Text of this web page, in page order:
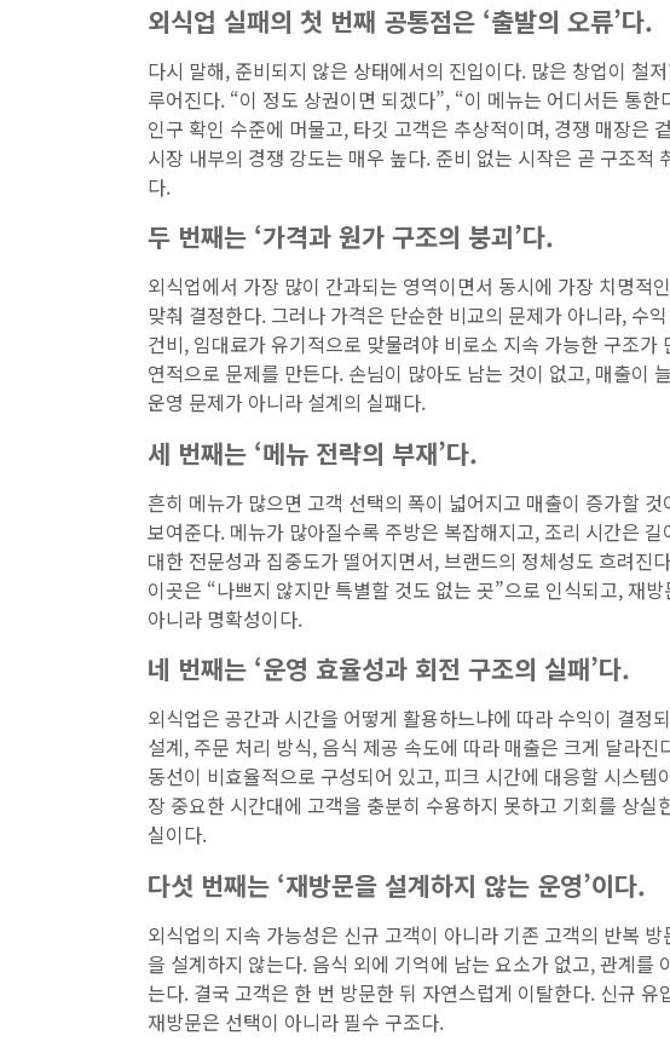
외식업 실패의 첫 번째 공통점은 ‘출발의 오류’다.
다시 말해, 준비되지 않은 상태에서의 진입이다. 많은 창업이 철
루어진다. “이 정도 상권이면 되겠다”, “이 메뉴는 어디서든 통
인구 확인 수준에 머물고, 타깃 고객은 추상적이며, 경쟁 매장은
시장 내부의 경쟁 강도는 매우 높다. 준비 없는 시작은 곧 구조
다.
두 번째는 ‘가격과 원가 구조의 붕괴’다.
외식업에서 가장 많이 간과되는 영역이면서 동시에 가장 치명적
맞춰 결정한다. 그러나 가격은 단순한 비교의 문제가 아니라, 수
건비, 임대료가 유기적으로 맞물려야 비로소 지속 가능한 구조
연적으로 문제를 만든다. 손님이 많아도 남는 것이 없고, 매출이
운영 문제가 아니라 설계의 실패다.
세 번째는 ‘메뉴 전략의 부재’다.
흔히 메뉴가 많으면 고객 선택의 폭이 넓어지고 매출이 증가할
보여준다. 메뉴가 많아질수록 주방은 복잡해지고, 조리 시간은
대한 전문성과 집중도가 떨어지면서, 브랜드의 정체성도 흐려진
이곳은 “나쁘지 않지만 특별할 것도 없는 곳”으로 인식되고, 재
아니라 명확성이다.
네 번째는 ‘운영 효율성과 회전 구조의 실패’다.
외식업은 공간과 시간을 어떻게 활용하느냐에 따라 수익이 결정
설계, 주문 처리 방식, 음식 제공 속도에 따라 매출은 크게 달라
동선이 비효율적으로 구성되어 있고, 피크 시간에 대응할 시스
장 중요한 시간대에 고객을 충분히 수용하지 못하고 기회를 상
실이다.
다섯 번째는 ‘재방문을 설계하지 않는 운영’이다.
외식업의 지속 가능성은 신규 고객이 아니라 기존 고객의 반복
을 설계하지 않는다. 음식 외에 기억에 남는 요소가 없고, 관계
는다. 결국 고객은 한 번 방문한 뒤 자연스럽게 이탈한다. 신규
재방문은 선택이 아니라 필수 구조다.